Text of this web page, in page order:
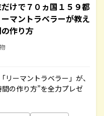
けで７０ヵ国１５９都
マントラベラーが教え
作り方
ーマントラベラー」が、
の作り方”を全力プレゼ